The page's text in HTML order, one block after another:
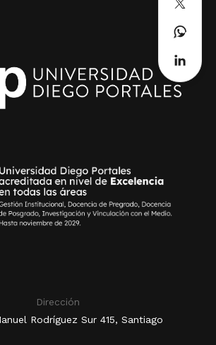
Dirección
Rodríguez Sur 415, Santiago